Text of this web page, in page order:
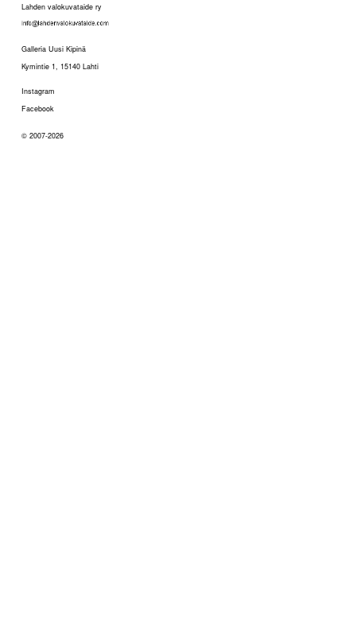
Lahden valokuvataide ry
Galleria Uusi Kipinä
Kymintie 1, 15140 Lahti
Instagram
Facebook
© 2007-2026